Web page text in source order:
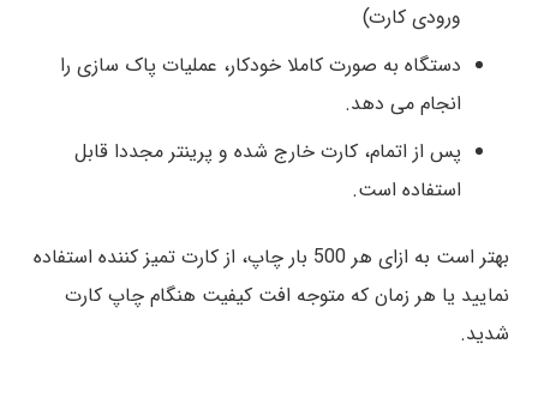
ورودی کارت)
دستگاه به صورت کاملا خودکار، عملیات پاک سازی را
انجام می دهد.
پس از اتمام، کارت خارج شده و پرینتر مجددا قابل
استفاده است.
بهتر است به ازای هر 500 بار چاپ، از کارت تمیز کننده استفاده
نمایید یا هر زمان که متوجه افت کیفیت هنگام چاپ کارت
شدید.